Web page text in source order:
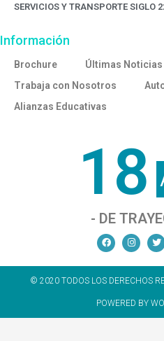
SERVICIOS Y TRANSPORTE SIGLO
Información
Brochure
Últimas Noticias
Trabaja con Nosotros
Alianzas Educativas
18
- DE
© 2020 TODOS LOS DERECHOS
POWERED BY